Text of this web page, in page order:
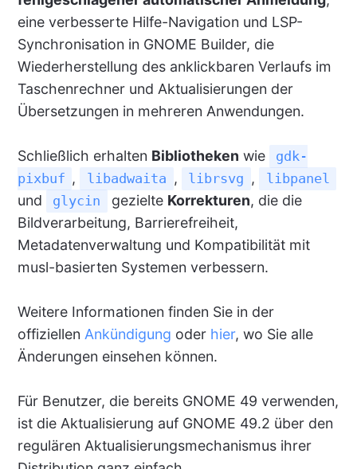
eine verbesserte Hilfe-Navigation und LSP-
Synchronisation in GNOME Builder, die
Wiederherstellung des anklickbaren Verlaufs im
Taschenrechner und Aktualisierungen der
Übersetzungen in mehreren Anwendungen.
Schließlich erhalten Bibliotheken wie
gdk-
pixbuf , libadwaita , librsvg , libpanel
und glycin gezielte Korrekturen, die die
Bildverarbeitung, Barrierefreiheit,
Metadatenverwaltung und Kompatibilität mit
musl-basierten Systemen verbessern.
Weitere Informationen finden Sie in der
offiziellen Ankündigung oder hier, wo Sie alle
Änderungen einsehen können.
Für Benutzer, die bereits GNOME 49 verwenden,
ist die Aktualisierung auf GNOME 49.2 über den
regulären Aktualisierungsmechanismus ihrer